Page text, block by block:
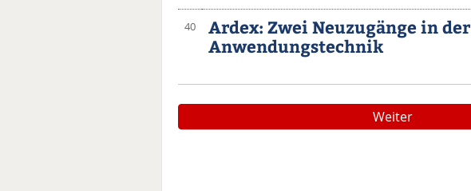
40
Ardex: Zwei Neuzugänge in der
Anwendungstechnik
Weiter